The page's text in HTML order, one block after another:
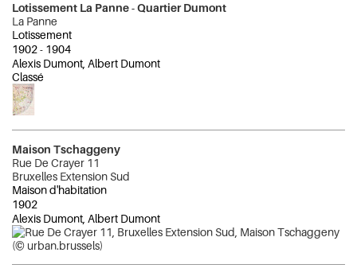
Lotissement La Panne - Quartier Dumont
La Panne
Lotissement
1902- 1904
Alexis Dumont, Albert Dumont
Classé
Maison Tschaggeny
Rue De Crayer 11
Bruxelles Extension Sud
Maison d'habitation
1902
Alexis Dumont, Albert Dumont